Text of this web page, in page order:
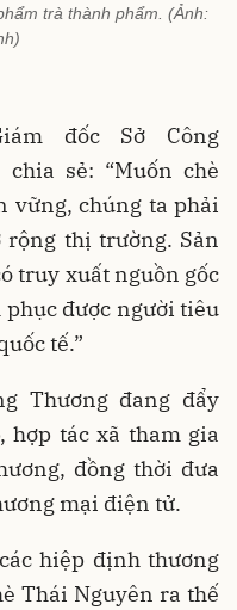
trà thành phẩm. (Ảnh:
đốc Sở Công
chia sẻ: “Muốn chè
vững, chúng ta phải
rộng thị trường. Sản
truy xuất nguồn gốc
được người tiêu
tế.”
Thương đang đẩy
hợp tác xã tham gia
đồng thời đưa
mại điện tử.
hiệp định thương
Thái Nguyên ra thế